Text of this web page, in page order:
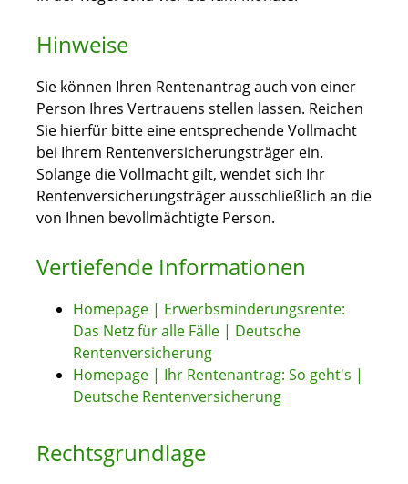
Hinweise
Sie können Ihren Rentenantrag auch von einer
Person Ihres Vertrauens stellen lassen. Reichen
Sie hierfür bitte eine entsprechende Vollmacht
bei Ihrem Rentenversicherungsträger ein.
Solange die Vollmacht gilt, wendet sich Ihr
Rentenversicherungsträger ausschließlich an die
von Ihnen bevollmächtigte Person.
Vertiefende Informationen
Homepage | Erwerbsminderungs­rente:
Das Netz für alle Fälle | Deutsche
Rentenversicherung
Homepage | Ihr Rentenantrag: So geht's |
Deutsche Rentenversicherung
Rechtsgrundlage